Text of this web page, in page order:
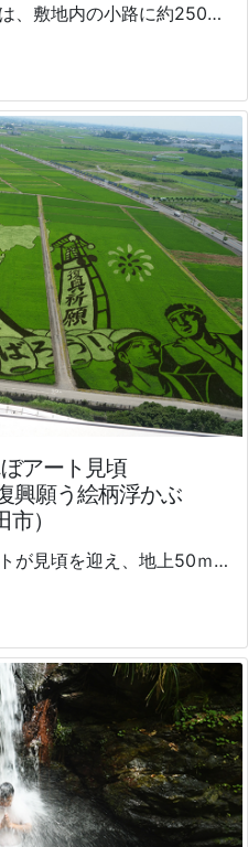
西武秩父駅前温泉「祭の湯」は、敷地内の小路に約250個の風鈴を飾り、
アート見頃
興願う絵柄浮かぶ
市）
行田市名物の巨大田んぼアートが見頃を迎え、地上50ｍの高さから全景が望める古代蓮会館展望室は多くの人でにぎわっている。